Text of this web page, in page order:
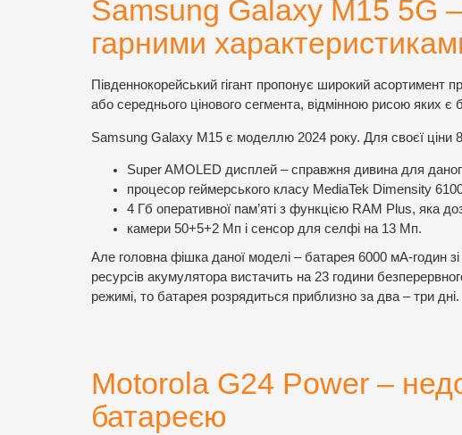
Samsung Galaxy M15 5G
гарними
Південнокорейський гігант пропонує широкий
або середнього цінового сегмента, відмінною рисою яких є
Samsung Galaxy M15 є моделлю 2024 року. Для своєї ціни
Super AMOLED дисплей – справжня дивина для
процесор геймерського класу MediaTek Dimensity
4 Гб оперативної пам’яті з функцією RAM Plus, яка
камери 50+5+2 Мп і сенсор для селфі на 13 Мп.
Але головна фішка даної моделі – батарея 6000 мА-годин
ресурсів акумулятора вистачить на 23 години
режимі, то батарея розрядиться приблизно за два – три дні.
Motorola G24 Power –
батареєю